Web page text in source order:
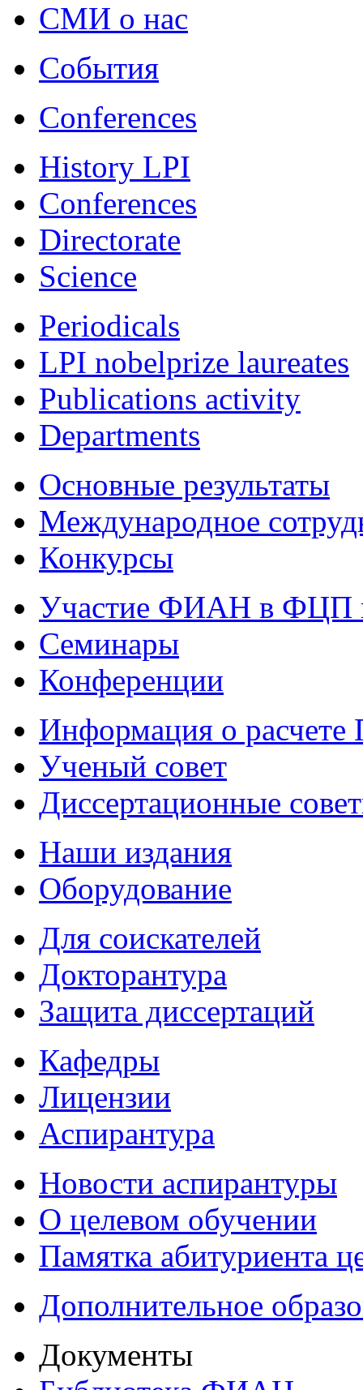
СМИ о нас
События
Conferences
History LPI
Conferences
Directorate
Science
Periodicals
LPI nobelprize laureates
Publications activity
Departments
Основные результаты
Международное
Конкурсы
Участие ФИАН в ФЦП
Семинары
Конференции
Информация о
Ученый совет
Диссертационные
Наши издания
Оборудование
Для соискателей
Докторантура
Защита диссертаций
Кафедры
Лицензии
Аспирантура
Новости аспирантуры
О целевом обучении
Памятка абитуриента
Дополнительное
Документы